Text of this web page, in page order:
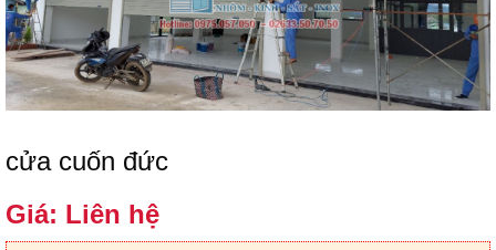
cửa cuốn đức
Giá: Liên hệ